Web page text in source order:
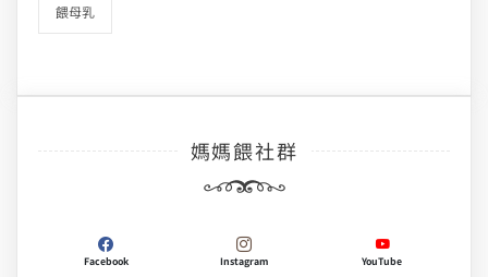
餵母乳
媽媽餵社群
Facebook Instagram YouTube